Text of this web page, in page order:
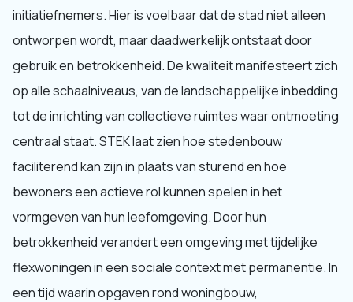
initiatiefnemers. Hier is voelbaar dat de stad niet alleen
ontworpen wordt, maar daadwerkelijk ontstaat door
gebruik en betrokkenheid. De kwaliteit manifesteert zich
op alle schaalniveaus, van de landschappelijke inbedding
tot de inrichting van collectieve ruimtes waar ontmoeting
centraal staat. STEK laat zien hoe stedenbouw
faciliterend kan zijn in plaats van sturend en hoe
bewoners een actieve rol kunnen spelen in het
vormgeven van hun leefomgeving. Door hun
betrokkenheid verandert een omgeving met tijdelijke
flexwoningen in een sociale context met permanentie. In
een tijd waarin opgaven rond woningbouw,